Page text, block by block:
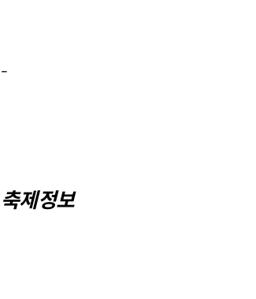
-
축제정보